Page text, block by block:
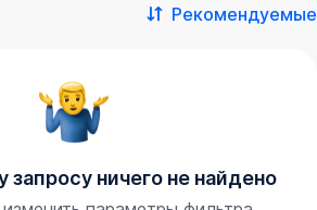
Рекомендуемые
запросу ничего не найдено